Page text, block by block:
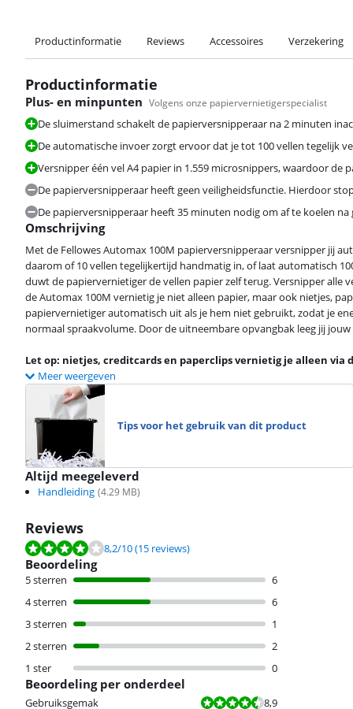
Productinformatie Reviews Accessoires Verzekering
Productinformatie
Plus- en minpunten Volgens onze papiervernietigerspecialist
De sluimerstand schakelt de papierversnipperaar na 2 minuten
De automatische invoer zorgt ervoor dat je tot 100 vellen tegelijk
Versnipper één vel A4 papier in 1.559 microsnippers, waardoor
De papierversnipperaar heeft geen veiligheidsfunctie. Hierdoor
De papierversnipperaar heeft 35 minuten nodig om af te koelen na
Omschrijving
Met de Fellowes Automax 100M papierversnipperaar versnipper jij
daarom of 10 vellen tegelijkertijd handmatig in, of laat automatisch
duwt de papiervernietiger de vellen papier zelf terug. Versnipper alle
de Automax 100M vernietig je niet alleen papier, maar ook nietjes,
papiervernietiger automatisch uit als je hem niet gebruikt, zodat je
normaal spraakvolume. Door de uitneembare opvangbak leeg jij
Let op: nietjes, creditcards en paperclips vernietig je alleen via
Meer weergeven
Tips voor het gebruik van dit product
Altijd meegeleverd
Handleiding (4.29 MB)
Reviews
Beoordeling is 8,2 van de 10, gebaseerd op 15 reviews.
8,2/10(15 reviews)
Beoordeling
5 sterren
6
4 sterren
6
3 sterren
1
2 sterren
2
1 ster
0
Beoordeling per onderdeel
Gebruiksgemak
Beoordeling is 8,9 van de 10.
8,9